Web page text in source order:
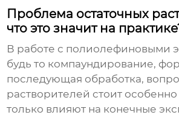
Проблема остаточных
что это значит на
В работе с полиолефиновыми
будь то компаундирование,
последующая обработка,
растворителей стоит
только влияют на конечные